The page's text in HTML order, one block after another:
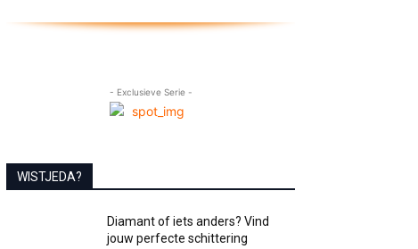
- Exclusieve Serie -
WISTJEDA?
Diamant of iets anders? Vind
jouw perfecte schittering